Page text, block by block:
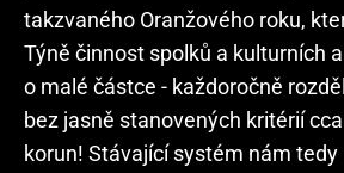
takzvaného Oranžového roku,
Týně činnost spolků a kulturních
o malé částce - každoročně
bez jasně stanovených kritérií
korun! Stávající systém nám tedy